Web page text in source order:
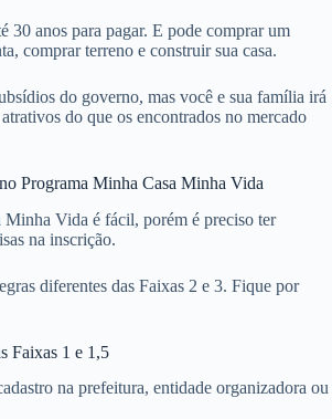
30 anos para pagar. E pode comprar um
comprar terreno e construir sua casa.
do governo, mas você e sua família irá
do que os encontrados no mercado
Programa Minha Casa Minha Vida
Minha Vida é fácil, porém é preciso ter
na inscrição.
diferentes das Faixas 2 e 3. Fique por
Faixas 1 e 1,5
na prefeitura, entidade organizadora ou